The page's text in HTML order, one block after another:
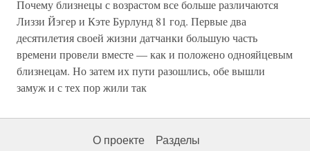
Почему близнецы с возрастом все больше различаются
Лиззи Йэгер и Кэте Бурлунд 81 год. Первые два
десятилетия своей жизни датчанки большую часть
времени провели вместе — как и положено однояйцевым
близнецам. Но затем их пути разошлись, обе вышли
замуж и с тех пор жили так
О проекте Разделы